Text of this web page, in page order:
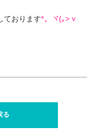
ております*。ヾ(｡>ｖ
る